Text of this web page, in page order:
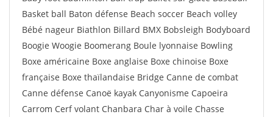
Basket ball Baton défense Beach soccer Beach volley
Bébé nageur Biathlon Billard BMX Bobsleigh Bodyboard
Boogie Woogie Boomerang Boule lyonnaise Bowling
Boxe américaine Boxe anglaise Boxe chinoise Boxe
française Boxe thaïlandaise Bridge Canne de combat
Canne défense Canoë kayak Canyonisme Capoeira
Carrom Cerf volant Chanbara Char à voile Chasse